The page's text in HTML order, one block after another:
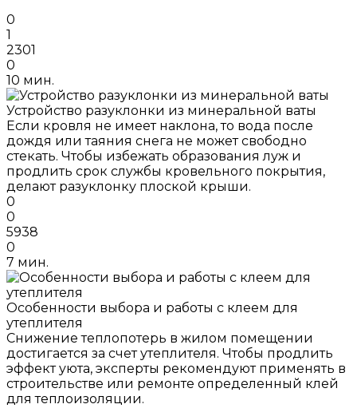
0
1
2301
0
10 мин.
Устройство разуклонки из минеральной ваты
Если кровля не имеет наклона, то вода после
дождя или таяния снега не может свободно
стекать. Чтобы избежать образования луж и
продлить срок службы кровельного покрытия,
делают разуклонку плоской крыши.
0
0
5938
0
7 мин.
Особенности выбора и работы с клеем для
утеплителя
Снижение теплопотерь в жилом помещении
достигается за счет утеплителя. Чтобы продлить
эффект уюта, эксперты рекомендуют применять в
строительстве или ремонте определенный клей
для теплоизоляции.